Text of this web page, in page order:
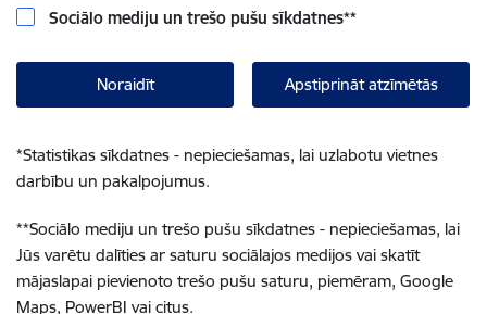
Sociālo mediju un trešo pušu sīkdatnes**
Noraidīt Apstiprināt atzīmētās
*Statistikas sīkdatnes - nepieciešamas, lai uzlabotu vietnes
darbību un pakalpojumus.
**Sociālo mediju un trešo pušu sīkdatnes - nepieciešamas, lai
Jūs varētu dalīties ar saturu sociālajos medijos vai skatīt
mājaslapai pievienoto trešo pušu saturu, piemēram, Google
Maps, PowerBI vai citus.